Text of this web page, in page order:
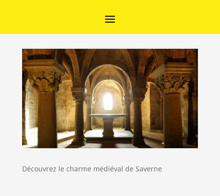
Découvrez le charme médiéval de Saverne